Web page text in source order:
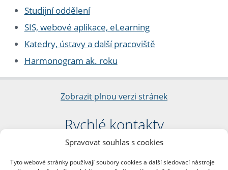
Spravovat souhlas s cookies
Tyto webové stránky používají soubory cookies a další sledovací nástroje
Studijní oddělení
SIS, webové aplikace, eLearning
Katedry, ústavy a další pracoviště
Harmonogram ak. roku
Zobrazit plnou verzi stránek
Rychlé kontakty
Filozofická fakulta
nám. Jana Palacha 1/2